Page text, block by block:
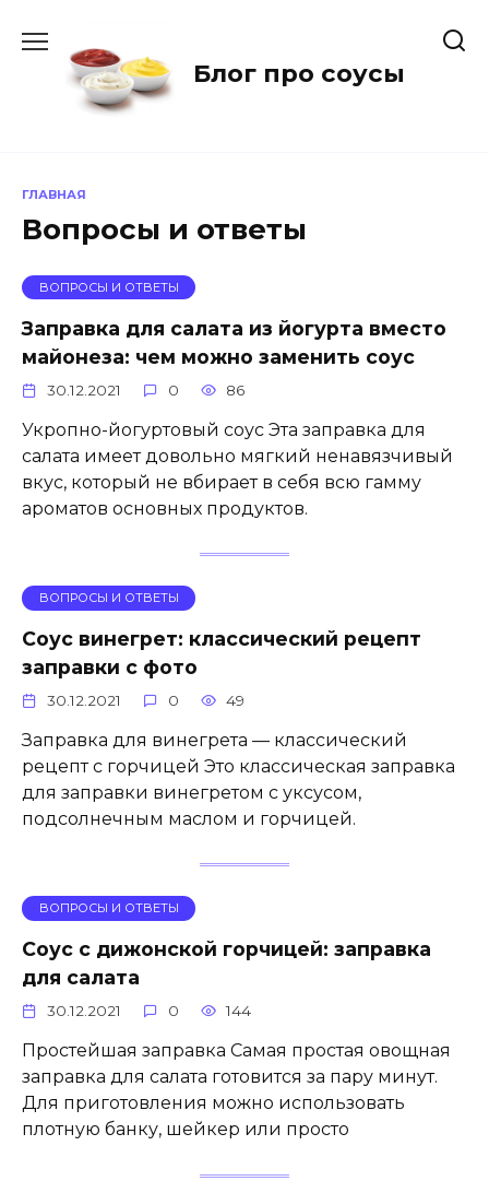
содержанию
Блог про соусы
ГЛАВНАЯ
Вопросы и ответы
ВОПРОСЫ И ОТВЕТЫ
Заправка для салата из йогурта вместо
майонеза: чем можно заменить соус
30.12.2021 0 86
Укропно-йогуртовый соус Эта заправка для
салата имеет довольно мягкий ненавязчивый
вкус, который не вбирает в себя всю гамму
ароматов основных продуктов.
ВОПРОСЫ И ОТВЕТЫ
Соус винегрет: классический рецепт
заправки с фото
30.12.2021 0 49
Заправка для винегрета — классический
рецепт с горчицей Это классическая заправка
для заправки винегретом с уксусом,
подсолнечным маслом и горчицей.
ВОПРОСЫ И ОТВЕТЫ
Соус с дижонской горчицей: заправка
для салата
30.12.2021 0 144
Простейшая заправка Самая простая овощная
заправка для салата готовится за пару минут.
Для приготовления можно использовать
плотную банку, шейкер или просто